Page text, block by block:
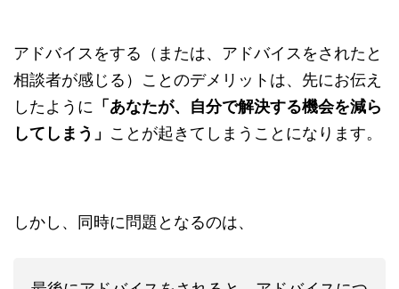
アドバイスをする（または、アドバイスをされたと
相談者が感じる）ことのデメリットは、先にお伝え
したように 「あなたが、自分で解決する機会を減ら
してしまう」 ことが起きてしまうことになります。
しかし、同時に問題となるのは、